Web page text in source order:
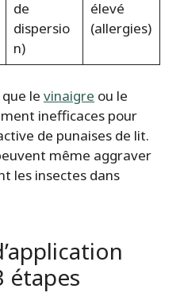
de
dispersio
n)
élevé
(allergies)
le vinaigre ou le
inefficaces pour
de punaises de lit.
même aggraver
les insectes dans
étapes